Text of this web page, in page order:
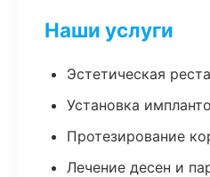
Наши услуги
Эстетическая
Установка
Протезирование
Лечение десен и